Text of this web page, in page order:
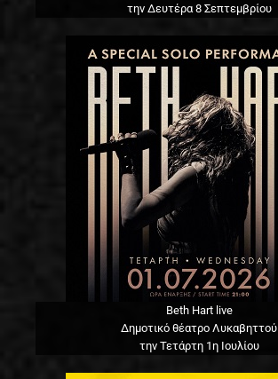
την Δευτέρα 8 Σεπτεμβρίου
Beth Hart live
Δημοτικό θέατρο Λυκαβηττού
την Τετάρτη 1η Ιουλίου